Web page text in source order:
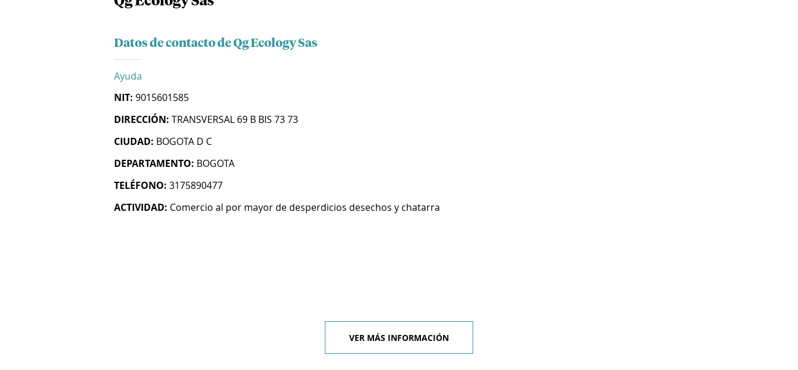
Datos de contacto de Qg Ecology Sas
Ayuda
NIT: 9015601585
DIRECCIÓN: TRANSVERSAL 69 B BIS 73 73
CIUDAD: BOGOTA D C
DEPARTAMENTO: BOGOTA
TELÉFONO: 3175890477
ACTIVIDAD: Comercio al por mayor de desperdicios desechos y chatarra
VER MÁS INFORMACIÓN